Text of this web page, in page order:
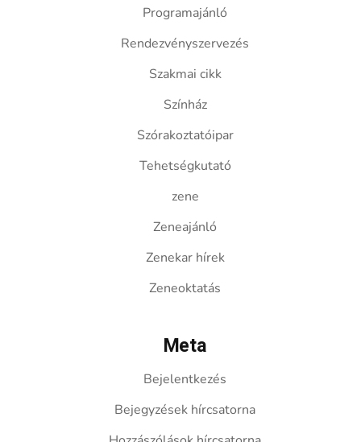
Programajánló
Rendezvényszervezés
Szakmai cikk
Színház
Szórakoztatóipar
Tehetségkutató
zene
Zeneajánló
Zenekar hírek
Zeneoktatás
Meta
Bejelentkezés
Bejegyzések hírcsatorna